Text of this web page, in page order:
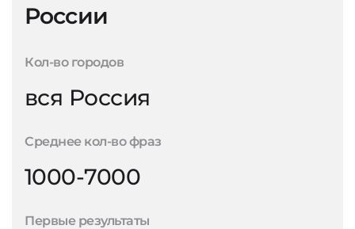
России
Кол-во городов
вся Россия
Среднее кол-во фраз
1000-7000
Первые результаты